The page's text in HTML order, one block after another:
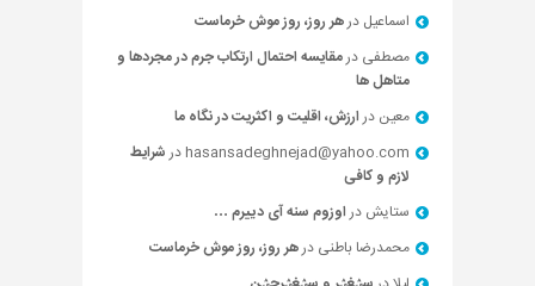
اسماعیل درهر روز، روز موش خرماست
مصطفی درمقایسه احتمال ارتکاب جرم در مجردها و
متاهل ها
معین درارزش، اقلیت و اکثریت در نگاه ما
hasansadeghnejad@yahoo.com درشرایط
لازم و کافی
ستایش دراوزوم سنه آی دییرم …
محمدرضا باطنی درهر روز، روز موش خرماست